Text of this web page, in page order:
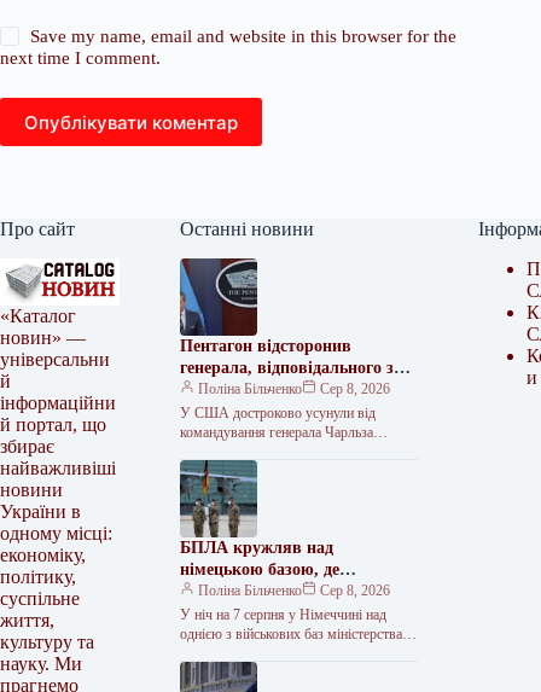
Save my name, email and website in this browser for the
next time I comment.
Опублікувати коментар
Про сайт
«Каталог
новин» —
універсальни
й
інформаційни
й портал, що
збирає
найважливіші
новини
України в
одному місці:
економіку,
політику,
суспільне
життя,
культуру та
науку. Ми
прагнемо
Останні новини
Пентагон відсторонив
генерала, відповідального за
допомогу Україні
Поліна Більченко
Сер 8, 2026
У США достроково усунули від
командування генерала Чарльза
американські військові операції в
Європі та…
БПЛА кружляв над
німецькою базою, де
ремонтують Patriot
Поліна Більченко
Сер 8, 2026
У ніч на 7 серпня у Німеччині над
однією з військових баз міністерства
невідомих безпілотників. Про…
и